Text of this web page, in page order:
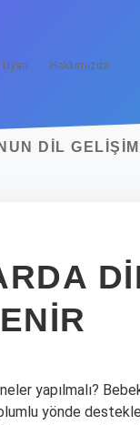
Hakkımızda
DIL
yapılmalı?
yönde